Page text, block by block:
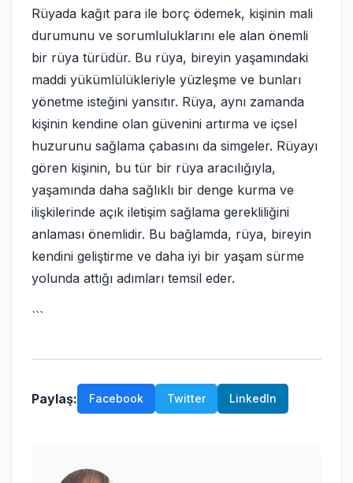
Rüyada kağıt para ile borç ödemek, kişinin mali
durumunu ve sorumluluklarını ele alan önemli
bir rüya türüdür. Bu rüya, bireyin yaşamındaki
maddi yükümlülükleriyle yüzleşme ve bunları
yönetme isteğini yansıtır. Rüya, aynı zamanda
kişinin kendine olan güvenini artırma ve içsel
huzurunu sağlama çabasını da simgeler. Rüyayı
gören kişinin, bu tür bir rüya aracılığıyla,
yaşamında daha sağlıklı bir denge kurma ve
ilişkilerinde açık iletişim sağlama gerekliliğini
anlaması önemlidir. Bu bağlamda, rüya, bireyin
kendini geliştirme ve daha iyi bir yaşam sürme
yolunda attığı adımları temsil eder.
```
Paylaş: Facebook Twitter LinkedIn